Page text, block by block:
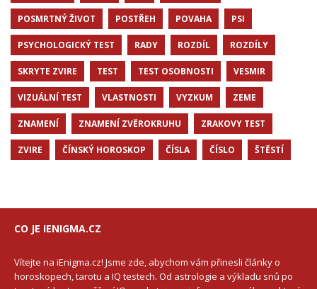
POSMRTNÝ ŽIVOT POSTŘEH POVAHA PSI
PSYCHOLOGICKÝ TEST RADY ROZDÍL ROZDÍLY
SKRYTE ZVIRE TEST TEST OSOBNOSTI VESMIR
VIZUÁLNÍ TEST VLASTNOSTI VYZKUM ZEME
ZNAMENÍ ZNAMENÍ ZVĚROKRUHU ZRAKOVY TEST
ZVIRE ČÍNSKÝ HOROSKOP ČÍSLA ČÍSLO ŠTĚSTÍ
CO JE IENIGMA.CZ
Vítejte na iEnigma.cz! Jsme zde, abychom vám přinesli články o
horoskopech, tarotu a IQ testech. Od astrologie a výkladu snů po